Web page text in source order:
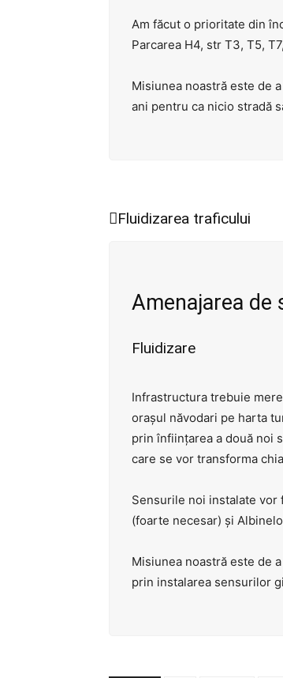
Am făcut o prioritate din
Parcarea H4, str T3, T5,
Misiunea noastră este de
ani pentru ca nicio stradă
Fluidizarea traficului
Amenajarea de
Fluidizare
Infrastructura trebuie
orașul năvodari pe harta
prin înființarea a două noi
care se vor transforma
Sensurile noi instalate
(foarte necesar) și
Misiunea noastră este de
prin instalarea sensurilor